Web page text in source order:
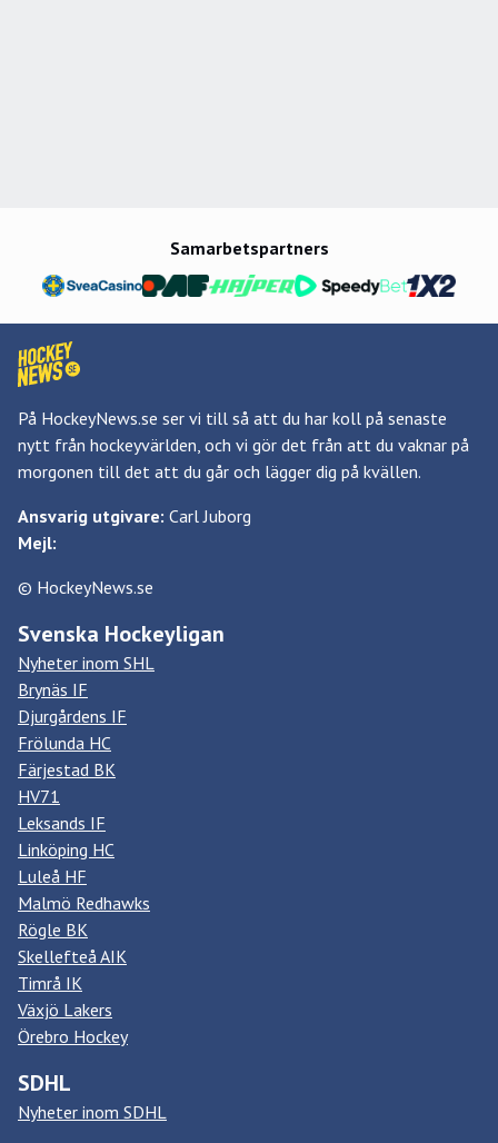
Samarbetspartners
På HockeyNews.se ser vi till så att du har koll på senaste
nytt från hockeyvärlden, och vi gör det från att du vaknar på
morgonen till det att du går och lägger dig på kvällen.
Ansvarig utgivare: Carl Juborg
Mejl:
© HockeyNews.se
Svenska Hockeyligan
Nyheter inom SHL
Brynäs IF
Djurgårdens IF
Frölunda HC
Färjestad BK
HV71
Leksands IF
Linköping HC
Luleå HF
Malmö Redhawks
Rögle BK
Skellefteå AIK
Timrå IK
Växjö Lakers
Örebro Hockey
SDHL
Nyheter inom SDHL